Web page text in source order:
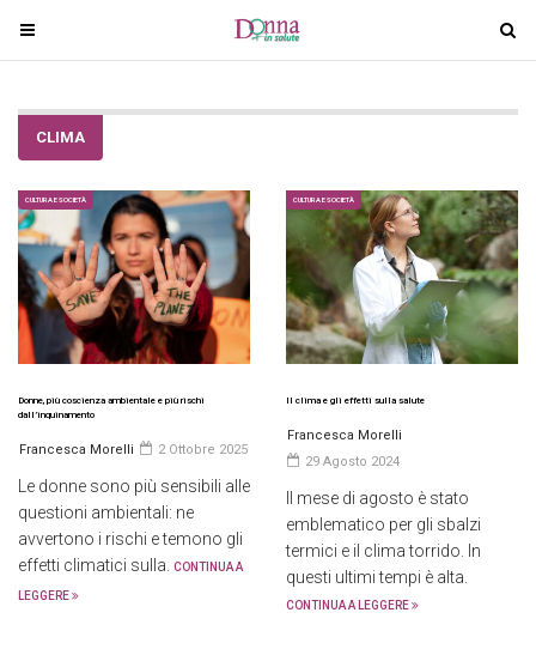
T
o
g
n
a
v
g
i
n
T
o
g
n
a
v
i
g
a
CLIMA
CULTURA E SOCIETÀ
Donne, più coscienza ambientale e più rischi
dall’inquinamento
Francesca Morelli 2 Ottobre 2025
Le donne sono più sensibili alle
questioni ambientali: ne
avvertono i rischi e temono gli
effetti climatici sulla. CONTINUA A
LEGGERE
CULTURA E SOCIETÀ
Il clima e gli effetti sulla salute
Francesca Morelli
29 Agosto 2024
Il mese di agosto è stato
emblematico per gli sbalzi
termici e il clima torrido. In
questi ultimi tempi è alta.
CONTINUA A LEGGERE